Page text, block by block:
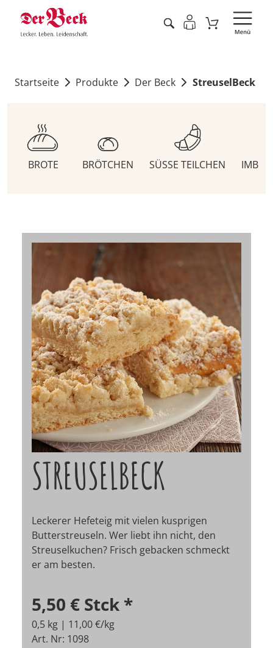
Startseite Produkte Der Beck StreuselBeck
BROTE BRÖTCHEN SÜSSE TEILCHEN
STREUSELBECK
Leckerer Hefeteig mit vielen kusprigen
Butterstreuseln. Wer liebt ihn nicht, den
Streuselkuchen? Frisch gebacken schmeckt
er am besten.
5,50 € Stck *
0,5 kg | 11,00 €/kg
Art. Nr: 1098